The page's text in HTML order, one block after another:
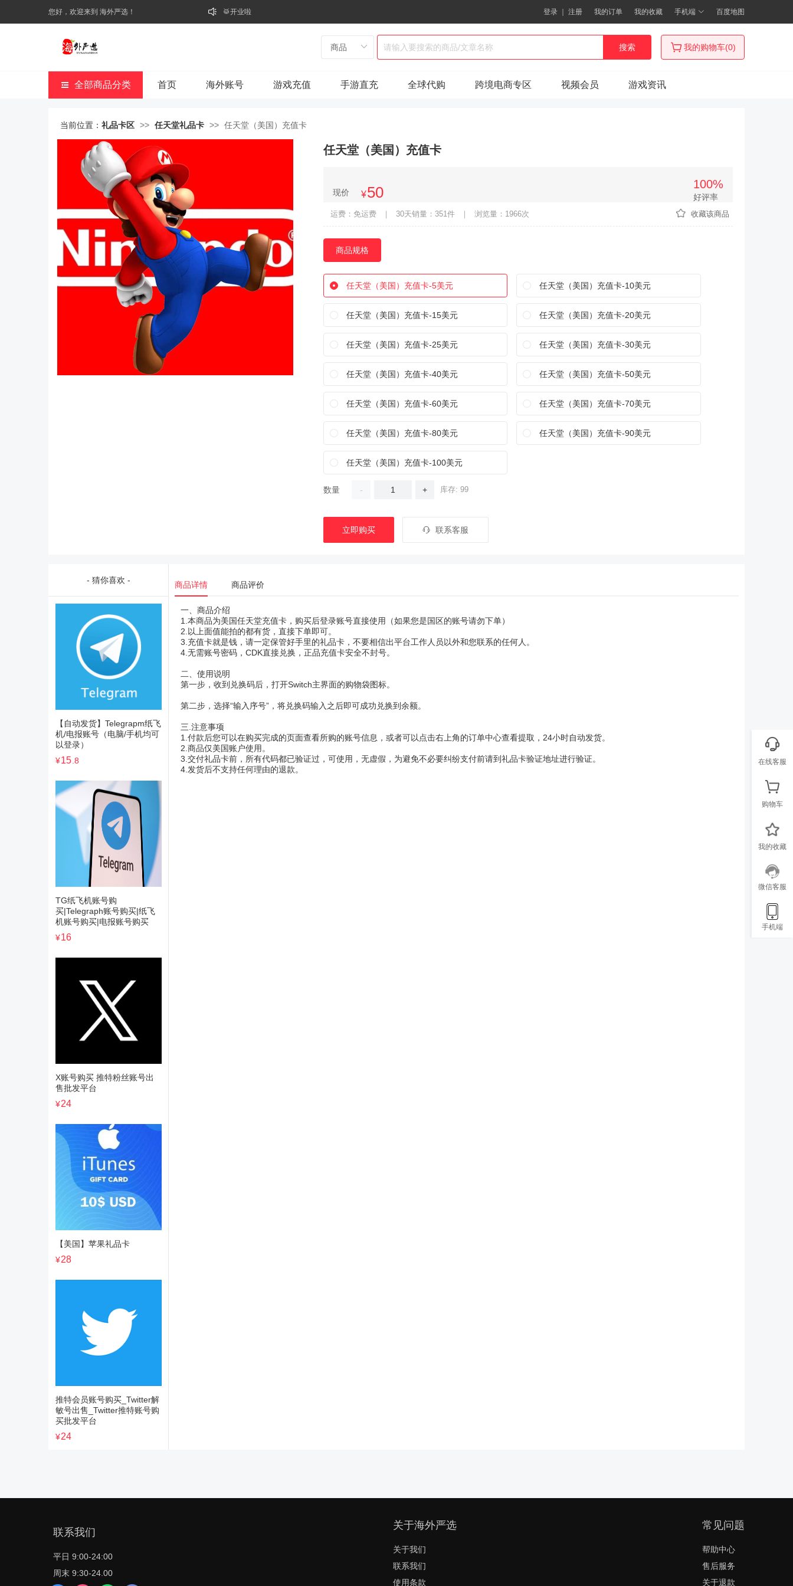
您好，欢迎来到 海外严选！ 🥁开业啦 登录 ｜ 注册 我的订单 我的收藏 手机端 百度地图
搜索 我的购物车(0)
全部商品分类 首页 海外账号 游戏充值 手游直充 全球代购 跨境电商专区 视频会员 游戏资讯
当前位置： 礼品卡区 >> 任天堂礼品卡 >> 任天堂（美国）充值卡
任天堂（美国）充值卡
现价 ¥50 100%
好评率
运费：免运费 30天销量：351件 浏览量：1966次 收藏该商品
商品规格
任天堂（美国）充值卡-5美元 任天堂（美国）充值卡-10美元
任天堂（美国）充值卡-15美元 任天堂（美国）充值卡-20美元
任天堂（美国）充值卡-25美元 任天堂（美国）充值卡-30美元
任天堂（美国）充值卡-40美元 任天堂（美国）充值卡-50美元
任天堂（美国）充值卡-60美元 任天堂（美国）充值卡-70美元
任天堂（美国）充值卡-80美元 任天堂（美国）充值卡-90美元
任天堂（美国）充值卡-100美元
数量 - + 库存: 99
立即购买 联系客服
- 猜你喜欢 -
【自动发货】Telegrapm纸飞
机/电报账号（电脑/手机均可
以登录）
¥15 .8
TG纸飞机账号购
买|Telegraph账号购买|纸飞
机账号购买|电报账号购买
¥16
X账号购买 推特粉丝账号出
售批发平台
¥24
【美国】苹果礼品卡
¥28
推特会员账号购买_Twitter解
敏号出售_Twitter推特账号购
买批发平台
¥24
商品详情 商品评价
一、商品介绍
1.本商品为美国任天堂充值卡，购买后登录账号直接使用（如果您是国区的账号请勿下单）
2.以上面值能拍的都有货，直接下单即可。
3.充值卡就是钱，请一定保管好手里的礼品卡，不要相信出平台工作人员以外和您联系的任何人。
4.无需账号密码，CDK直接兑换，正品充值卡安全不封号。
二、使用说明
第一步，收到兑换码后，打开Switch主界面的购物袋图标。
第二步，选择“输入序号”，将兑换码输入之后即可成功兑换到余额。
三.注意事项
1.付款后您可以在购买完成的页面查看所购的账号信息，或者可以点击右上角的订单中心查看提取，24小时自动发货。
2.商品仅美国账户使用。
3.交付礼品卡前，所有代码都已验证过，可使用，无虚假，为避免不必要纠纷支付前请到礼品卡验证地址进行验证。
4.发货后不支持任何理由的退款。
联系我们
平日 9:00-24:00
周末 9:30-24.00
关于海外严选
关于我们
联系我们
使用条款
常见问题
帮助中心
售后服务
关于退款
在线客服
购物车
我的收藏
微信客服
手机端